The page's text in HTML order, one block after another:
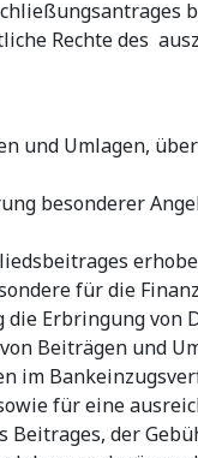
Rechte des
und Umlagen,
besonderer
für die
Erbringung
Beiträgen und
im
für eine
der